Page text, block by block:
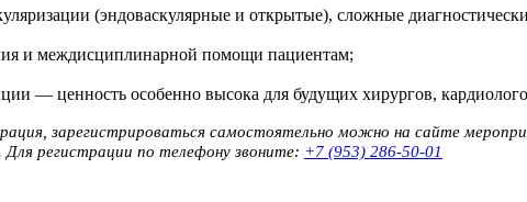
(эндоваскулярные и открытые), сложные
и междисциплинарной помощи пациентам;
— ценность особенно высока для будущих хирургов,
зарегистрироваться самостоятельно можно на сайте
регистрации по телефону звоните: +7 (953) 286-50-01